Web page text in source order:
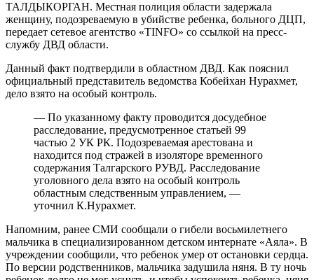
ТАЛДЫКОРГАН. Местная полиция области задержала
женщину, подозреваемую в убийстве ребенка, больного ДЦП,
передает сетевое агентство «TINFO» со ссылкой на пресс-
службу ДВД области.
Данный факт подтвердили в областном ДВД. Как пояснил
официальный представитель ведомства Кобейхан Нурахмет,
дело взято на особый контроль.
— По указанному факту проводится досудебное
расследование, предусмотренное статьей 99
частью 2 УК РК. Подозреваемая арестована и
находится под стражей в изоляторе временного
содержания Талгарского РУВД. Расследование
уголовного дела взято на особый контроль
областным следственным управлением, —
уточнил К.Нурахмет.
Напомним, ранее СМИ сообщали о гибели восьмилетнего
мальчика в специализированном детском интернате «Аяла». В
учреждении сообщили, что ребенок умер от остановки сердца.
По версии родственников, мальчика задушила няня. В ту ночь